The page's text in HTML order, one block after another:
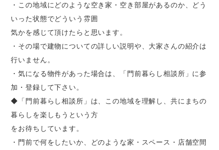
・この地域にどのような空き家・空き部屋があるのか、どう
いった状態でどういう雰囲
気かを感じて頂けたらと思います。
・その場で建物についての詳しい説明や、大家さんの紹介は
行いません。
・気になる物件があった場合は、「門前暮らし相談所」に参
加・登録して下さい。
◆「門前暮らし相談所」は、この地域を理解し、共にまちの
暮らしを楽しもうという方
をお待ちしています。
・門前で何をしたいか、どのような家・スペース・店舗空間